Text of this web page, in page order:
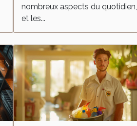
nombreux aspects du quotidien,
et les...